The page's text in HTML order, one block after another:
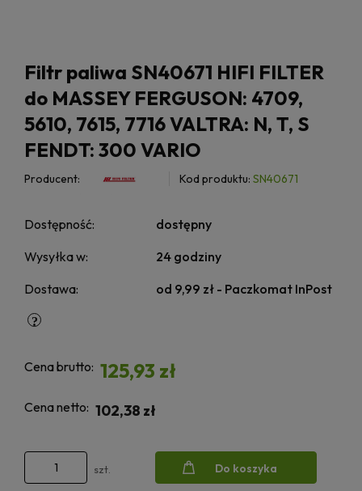
Filtr paliwa SN40671 HIFI FILTER
do MASSEY FERGUSON: 4709,
5610, 7615, 7716 VALTRA: N, T, S
FENDT: 300 VARIO
Producent: Kod produktu: SN40671
Dostępność:
dostępny
Wysyłka w:
24 godziny
Dostawa:
od 9,99 zł - Paczkomat InPost
Cena brutto: 125,93 zł
Cena netto: 102,38 zł
szt. Do koszyka